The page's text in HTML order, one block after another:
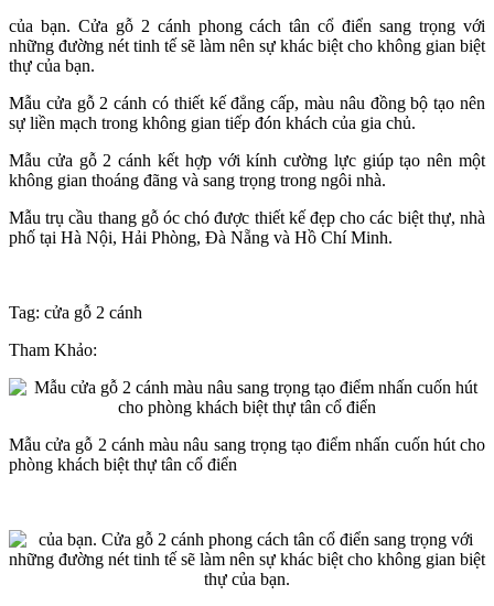
của bạn. Cửa gỗ 2 cánh phong cách tân cổ điển sang trọng với
những đường nét tinh tế sẽ làm nên sự khác biệt cho không gian biệt
thự của bạn.
Mẫu cửa gỗ 2 cánh có thiết kế đẳng cấp, màu nâu đồng bộ tạo nên
sự liền mạch trong không gian tiếp đón khách của gia chủ.
Mẫu cửa gỗ 2 cánh kết hợp với kính cường lực giúp tạo nên một
không gian thoáng đãng và sang trọng trong ngôi nhà.
Mẫu trụ cầu thang gỗ óc chó được thiết kế đẹp cho các biệt thự, nhà
phố tại Hà Nội, Hải Phòng, Đà Nẵng và Hồ Chí Minh.
Tag: cửa gỗ 2 cánh
Tham Khảo:
Mẫu cửa gỗ 2 cánh màu nâu sang trọng tạo điểm nhấn cuốn hút cho
phòng khách biệt thự tân cổ điển